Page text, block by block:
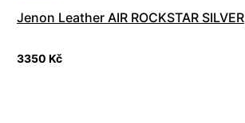
Jenon Leather AIR ROCKSTAR SILVER
3350 Kč